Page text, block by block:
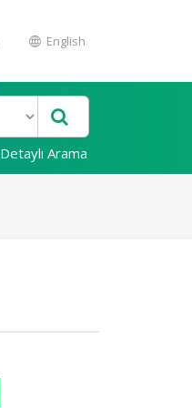
English
Detaylı Arama